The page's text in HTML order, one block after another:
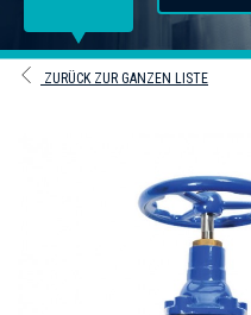
ZURÜCK ZUR GANZEN LISTE